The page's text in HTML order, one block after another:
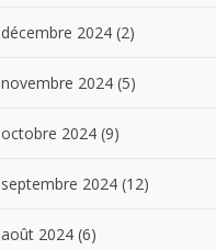
décembre 2024 (2)
novembre 2024 (5)
octobre 2024 (9)
septembre 2024 (12)
août 2024 (6)